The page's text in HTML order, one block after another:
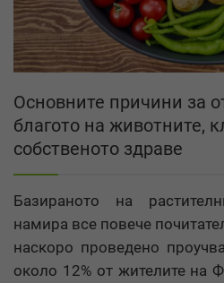
Основните причини за
благото на животните,
собственото здраве
Базираното на
намира все повече
наскоро проведено
около 12% от жителите на